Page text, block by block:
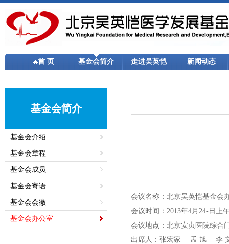
首 页 基金会简介 走进吴英恺 新闻动态
基金会简介
基金会介绍
基金会章程
基金会成员
基金会寄语
基金会会徽
基金会办公室
会议名称：北京吴英恺基金会
会议时间：2013年4月24-日上
会议地点：北京安贞医院综合
出席人：张宏家 孟 旭